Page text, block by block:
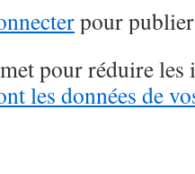
pour
pour réduire les
les données de